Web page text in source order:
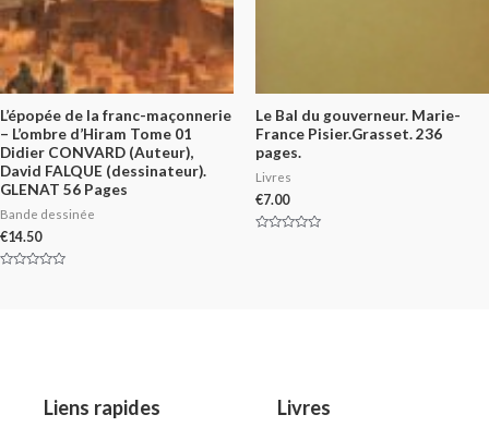
L’épopée de la franc-maçonnerie
– L’ombre d’Hiram Tome 01
Didier CONVARD (Auteur),
David FALQUE (dessinateur).
GLENAT 56 Pages
Bande dessinée
€14.50
Le Bal du gouverneur. Marie-
France Pisier.Grasset. 236
pages.
Livres
€7.00
Liens rapides Livres